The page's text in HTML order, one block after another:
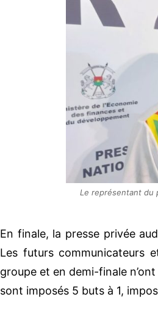
Le représentant du
En finale, la presse privée
Les futurs communicateurs
groupe et en demi-finale
sont imposés 5 buts à 1,